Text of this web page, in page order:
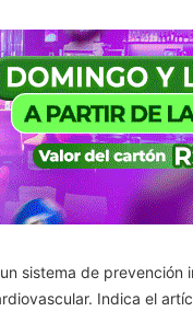
sistema de
Indica el